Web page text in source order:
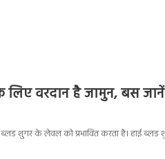
लिए वरदान है जामुन, बस
शुगर के लेवल को प्रभावित करता है। हाई ब्लड